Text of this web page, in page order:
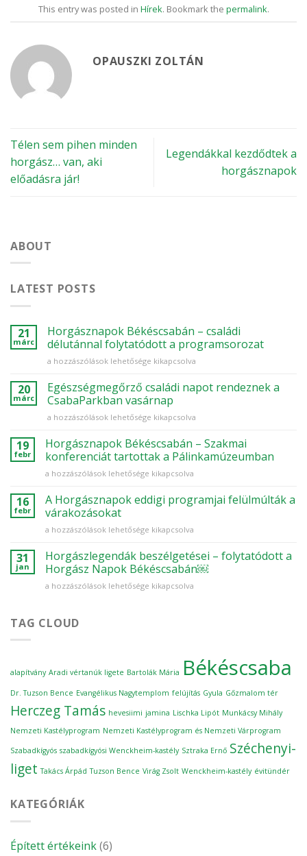
This entry was posted in Hírek. Bookmark the permalink.
OPAUSZKI ZOLTÁN
Télen sem pihen minden
horgász… van, aki
előadásra jár!
Legendákkal kezdődtek a
horgásznapok
ABOUT
LATEST POSTS
21
márc
Horgásznapok Békéscsabán – családi
délutánnal folytatódott a programsorozat
Horgásznapok
–
családi
délutánnal
folytatódott
programsorozat
bejegyzéshez
a hozzászólások lehetősége kikapcsolva
20
márc
Egészségmegőrző családi napot rendeznek a
CsabaParkban vasárnap
Egészségmegőrző
napot
rendeznek
a
CsabaParkban
bejegyzéshez
a hozzászólások lehetősége kikapcsolva
19
febr
Horgásznapok Békéscsabán – Szakmai
konferenciát tartottak a Pálinkamúzeumban
Horgásznapok
–
Szakmai
konferenciát
tartottak
Pálinkamúzeumban
bejegyzéshez
a hozzászólások lehetősége kikapcsolva
16
febr
A Horgásznapok eddigi programjai felülmúlták a
várakozásokat
A
eddigi
programjai
felülmúlták
a
a hozzászólások lehetősége kikapcsolva
31
jan
Horgászlegendák beszélgetései – folytatódott a
Horgász Napok Békéscsabán￼
Horgászlegendák
folytatódott
￼
bejegyzéshez
a hozzászólások lehetősége kikapcsolva
TAG CLOUD
alapítvány Aradi vértanúk ligete Bartolák Mária Békéscsaba
Dr. Tuzson Bence Evangélikus Nagytemplom felújítás Gyula Gőzmalom tér
Herczeg Tamás hevesiimi jamina Lischka Lipót Munkácsy Mihály
Nemzeti Kastélyprogram Nemzeti Kastélyprogram és Nemzeti Várprogram
Szabadkígyós szabadkígyósi Wenckheim-kastély Sztraka Ernő Széchenyi-
liget Takács Árpád Tuzson Bence Virág Zsolt Wenckheim-kastély évitündér
KATEGÓRIÁK
Épített értékeink(6)